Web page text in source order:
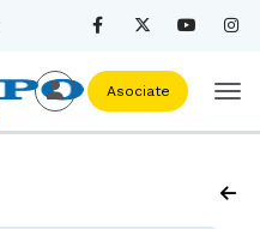
Asociate